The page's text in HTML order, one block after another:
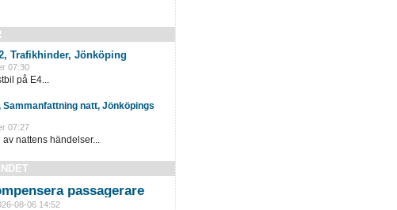
Trafikhinder, Jönköping
07:30
på E4...
Sammanfattning natt, Jönköpings
07:27
nattens händelser...
passagerare
08-06 14:52